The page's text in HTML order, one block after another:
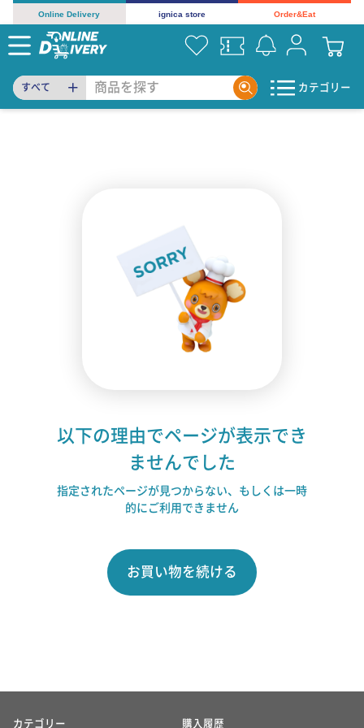
Online Delivery ignica store Order&Eat
すべて カテゴリー
以下の理由でページが表示でき
ませんでした
指定されたページが見つからない、もしくは一時
的にご利用できません
お買い物を続ける
カテゴリー 購入履歴